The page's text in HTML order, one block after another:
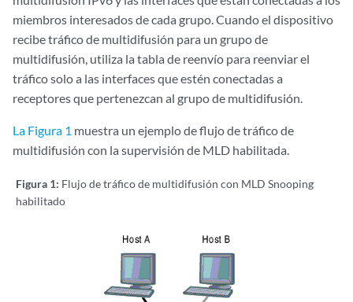
miembros interesados de cada grupo. Cuando el dispositivo
recibe tráfico de multidifusión para un grupo de
multidifusión, utiliza la tabla de reenvío para reenviar el
tráfico solo a las interfaces que estén conectadas a
receptores que pertenezcan al grupo de multidifusión.
La Figura 1 muestra un ejemplo de flujo de tráfico de
multidifusión con la supervisión de MLD habilitada.
Figura 1: Flujo de tráfico de multidifusión con MLD Snooping
habilitado